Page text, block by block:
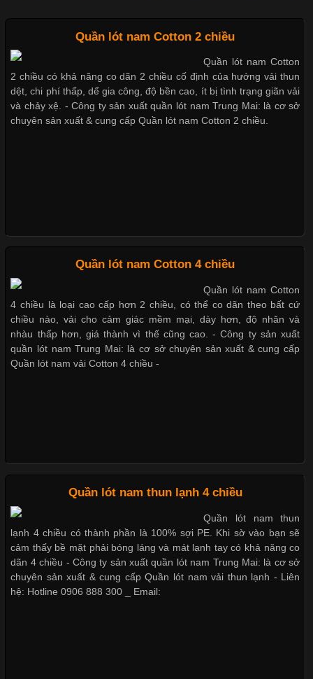
Chất Liệu Lycra Có Gì Đặc Biệt Trong Ngành Thời Trang?
Vải Lycra Là Gì? Chất Liệu Co Giãn Được Ưa Chuộng Trong
Chất Liệu Bamboo Xu Hướng Mới Trong Ngành Thời Trang
Cập nhật 2026-05-21 14:59:25
Trong những năm gần đây, vải Bamboo đang trở thành một
trong những chất liệu được yêu thích trong ngành thời trang
nhờ đặc tính mềm mại, thoáng khí và thân thiện với môi trường.
Không chỉ được ứng dụng trong quần áo thường ngày, loại vải
Cập nhật 2026-05-20 14:58:56
Vải thun là một trong những chất liệu được sử dụng rộng rãi
nhất trong ngành thời trang nhờ đặc tính co giãn, mềm mại và
thoải mái khi mặc. Từ áo thun, đồ thể thao cho đến đồ lót nam,
vải thun luôn đóng vai trò quan trọng trong quá trình sản xuất.
Hiện nay, nhu cầu tìm kiếm quần lót nam giá
Thị hiều quần lót nam bơi lội nam và nữ 2017
Mẫu quần lót nam giá rẻ sốt hè 2017
Những mẩu quần lót nam thông dụng hiện nay
Bộ sưu tập quần lót nam Boxer TpHCM
Dễ chịu hơn với quần lót nam giá rẻ vải Cotton 4 chiều
Quần lót nam Cotton 2 chiều
Quần lót nam Cotton
2 chiều có khả năng co dãn 2 chiều cố định của hướng vải thun
dệt, chi phí thấp, dể gia công, độ bền cao, ít bị tình trạng giãn vải
và chảy xệ. - Công ty sản xuất quần lót nam Trung Mai: là cơ sở
chuyên sản xuất & cung cấp Quần lót nam Cotton 2 chiều.
Quần lót nam Cotton 4 chiều
Quần lót nam Cotton
4 chiều là loại cao cấp hơn 2 chiều, có thể co dãn theo bất cứ
chiều nào, vải cho cảm giác mềm mại, dày hơn, độ nhăn và
nhàu thấp hơn, giá thành vì thế cũng cao. - Công ty sản xuất
quần lót nam Trung Mai: là cơ sở chuyên sản xuất & cung cấp
Quần lót nam vải Cotton 4 chiều -
Quần lót nam thun lạnh 4 chiều
Quần lót nam thun
lạnh 4 chiều có thành phần là 100% sợi PE. Khi sờ vào bạn sẽ
cảm thấy bề mặt phải bóng láng và mát lạnh tay có khả năng co
dãn 4 chiều - Công ty sản xuất quần lót nam Trung Mai: là cơ sở
chuyên sản xuất & cung cấp Quần lót nam vải thun lạnh - Liên
hệ: Hotline 0906 888 300 _ Email: